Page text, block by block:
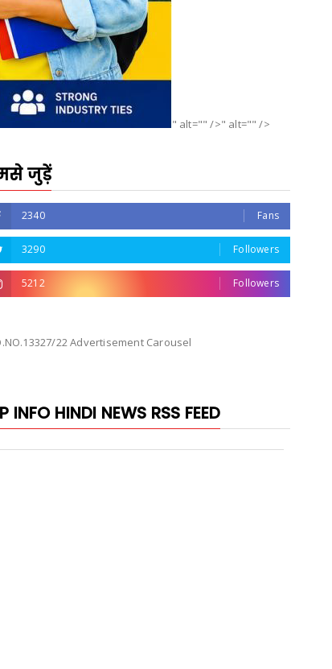
" alt="" />" alt="" />
जुड़ें
2340 Fans
3290 Followers
5212 Followers
22 Advertisement Carousel
INFO HINDI NEWS RSS FEED